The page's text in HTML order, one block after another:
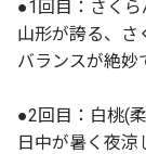
●1回目：さく
山形が誇る、さ
バランスが絶妙
●2回目：白桃(
日中が暑く夜涼